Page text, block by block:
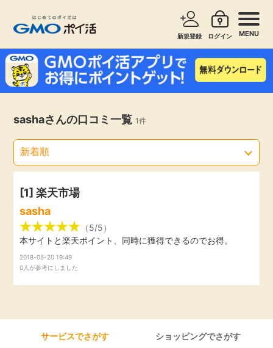
新規登録 ログイン MENU
お知らせ
新着
高還元
無料
即日還元
ゲーム
サービスで探す ショッピングで探す
旅行・レンタカー
エンタメ
クレジットカード
暮らし
sashaさんの口コミ一覧 1件
[1]楽天市場
sasha
（5/5）
本サイトと楽天ポイント、同時に獲得できるのでお得。
2018-05-20 19:49
0人が参考にしました
サービスでさがす ショッピングでさがす